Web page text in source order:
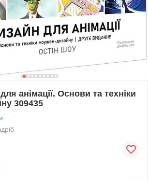
анімації. Основи та техніки
309435